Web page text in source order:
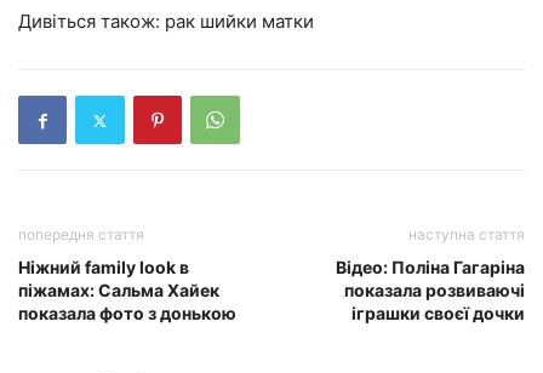
Дивіться також: рак шийки матки
попередня стаття
Ніжний family look в
піжамах: Сальма Хайек
показала фото з донькою
наступна стаття
Відео: Поліна Гагаріна
показала розвиваючі
іграшки своєї дочки